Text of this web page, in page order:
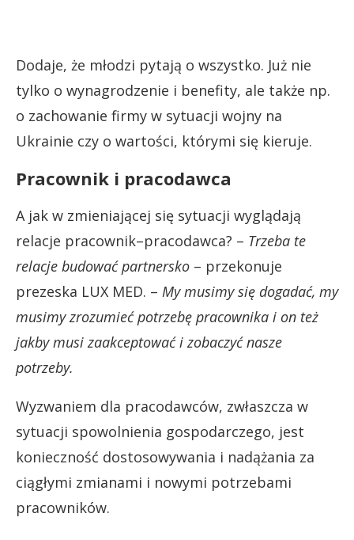
Dodaje, że młodzi pytają o wszystko. Już nie
tylko o wynagrodzenie i benefity, ale także np.
o zachowanie firmy w sytuacji wojny na
Ukrainie czy o wartości, którymi się kieruje.
Pracownik i pracodawca
A jak w zmieniającej się sytuacji wyglądają
relacje pracownik–pracodawca? – Trzeba te
relacje budować partnersko – przekonuje
prezeska LUX MED. – My musimy się dogadać, my
musimy zrozumieć potrzebę pracownika i on też
jakby musi zaakceptować i zobaczyć nasze
potrzeby.
Wyzwaniem dla pracodawców, zwłaszcza w
sytuacji spowolnienia gospodarczego, jest
konieczność dostosowywania i nadążania za
ciągłymi zmianami i nowymi potrzebami
pracowników.